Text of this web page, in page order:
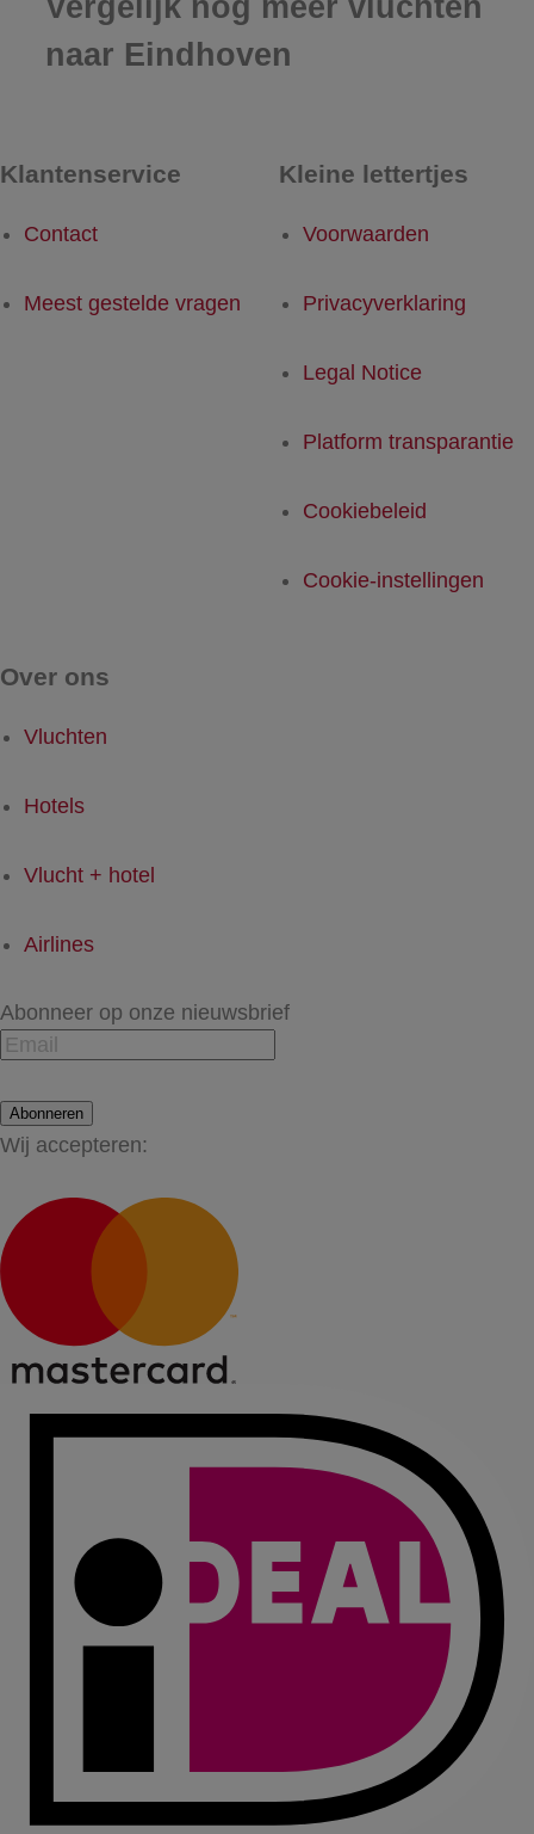
Vergelijk nog meer vluchten
naar Eindhoven
Klantenservice
Contact
Meest gestelde vragen
Kleine lettertjes
Voorwaarden
Privacyverklaring
Legal Notice
Platform transparantie
Cookiebeleid
Cookie-instellingen
Over ons
Vluchten
Hotels
Vlucht + hotel
Airlines
Abonneer op onze nieuwsbrief
Abonneren
Wij accepteren: